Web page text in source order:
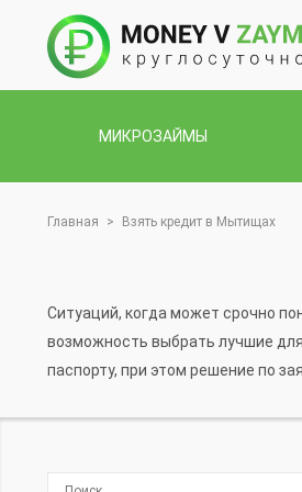
МИКРОЗАЙМЫ
Главная > Взять кредит в Мытищах
Ситуаций, когда может срочно
возможность выбрать лучшие
паспорту, при этом решение по